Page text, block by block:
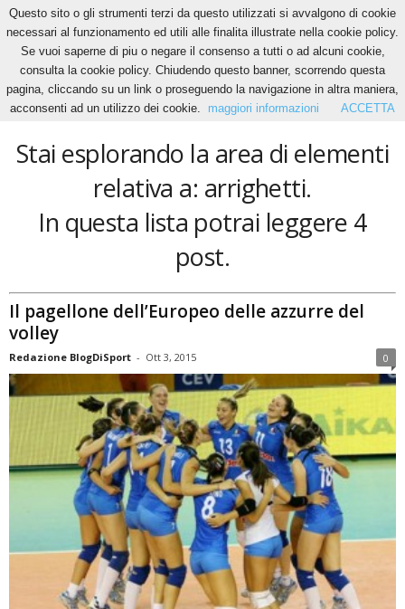
Home Tags Arrighetti
arrighetti
Stai esplorando la area di elementi
relativa a: arrighetti.
In questa lista potrai leggere 4
post.
Il pagellone dell’Europeo delle azzurre del
volley
Redazione BlogDiSport - Ott 3, 2015 0
Questo sito o gli strumenti terzi da questo utilizzati si avvalgono di cookie
necessari al funzionamento ed utili alle finalita illustrate nella cookie policy.
Se vuoi saperne di piu o negare il consenso a tutti o ad alcuni cookie,
consulta la cookie policy. Chiudendo questo banner, scorrendo questa
pagina, cliccando su un link o proseguendo la navigazione in altra maniera,
acconsenti ad un utilizzo dei cookie.
maggiori informazioni ACCETTA